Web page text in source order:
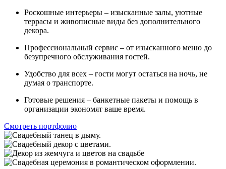
Роскошные интерьеры – изысканные залы, уютные
террасы и живописные виды без дополнительного
декора.
Профессиональный сервис – от изысканного меню до
безупречного обслуживания гостей.
Удобство для всех – гости могут остаться на ночь, не
думая о транспорте.
Готовые решения – банкетные пакеты и помощь в
организации экономят ваше время.
Смотреть портфолио